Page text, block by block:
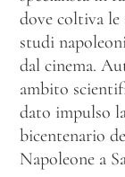
dove coltiva le
studi
dal cinema.
ambito
dato impulso
bicentenario
Napoleone a